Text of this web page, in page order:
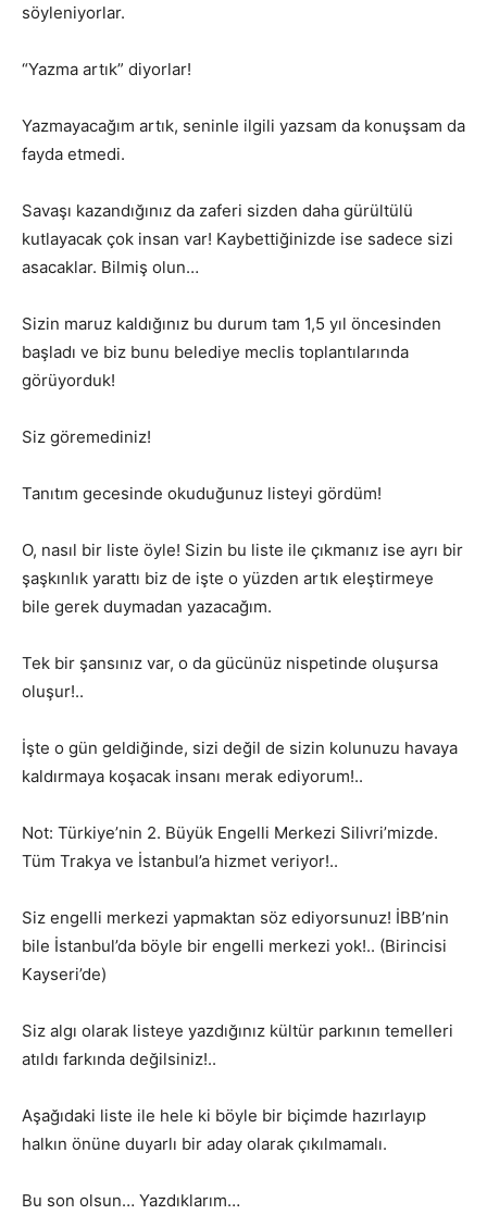
söyleniyorlar.
“Yazma artık” diyorlar!
Yazmayacağım artık, seninle ilgili yazsam da konuşsam da
fayda etmedi.
Savaşı kazandığınız da zaferi sizden daha gürültülü
kutlayacak çok insan var! Kaybettiğinizde ise sadece sizi
asacaklar. Bilmiş olun…
Sizin maruz kaldığınız bu durum tam 1,5 yıl öncesinden
başladı ve biz bunu belediye meclis toplantılarında
görüyorduk!
Siz göremediniz!
Tanıtım gecesinde okuduğunuz listeyi gördüm!
O, nasıl bir liste öyle! Sizin bu liste ile çıkmanız ise ayrı bir
şaşkınlık yarattı biz de işte o yüzden artık eleştirmeye
bile gerek duymadan yazacağım.
Tek bir şansınız var, o da gücünüz nispetinde oluşursa
oluşur!..
İşte o gün geldiğinde, sizi değil de sizin kolunuzu havaya
kaldırmaya koşacak insanı merak ediyorum!..
Not: Türkiye’nin 2. Büyük Engelli Merkezi Silivri’mizde.
Tüm Trakya ve İstanbul’a hizmet veriyor!..
Siz engelli merkezi yapmaktan söz ediyorsunuz! İBB’nin
bile İstanbul’da böyle bir engelli merkezi yok!.. (Birincisi
Kayseri’de)
Siz algı olarak listeye yazdığınız kültür parkının temelleri
atıldı farkında değilsiniz!..
Aşağıdaki liste ile hele ki böyle bir biçimde hazırlayıp
halkın önüne duyarlı bir aday olarak çıkılmamalı.
Bu son olsun… Yazdıklarım…